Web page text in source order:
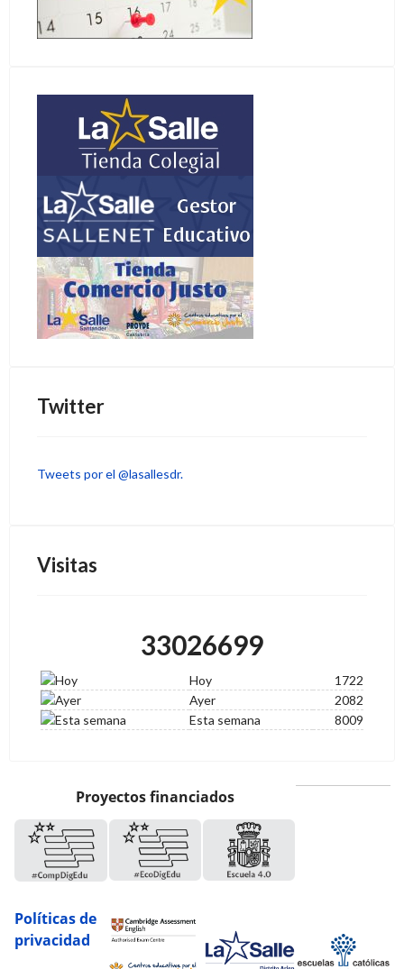
Twitter
Tweets por el @lasallesdr.
Visitas
33026699
Hoy
1722
Ayer
2082
Esta semana
8009
Proyectos financiados
Políticas de
privacidad